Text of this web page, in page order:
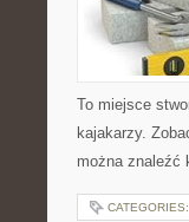
To miejsce
kajakarzy.
można znaleźć
CATEGORIES: